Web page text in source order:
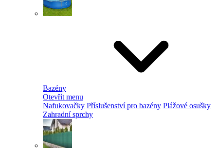
Bazény
Otevřít menu
Nafukovačky Příslušenství pro bazény Plážové osušky
Zahradní sprchy